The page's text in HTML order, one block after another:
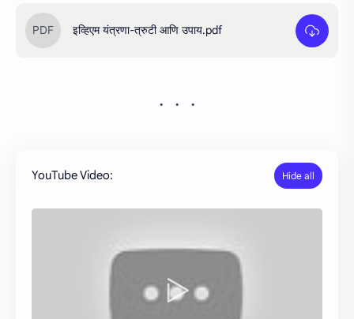
इव्हिएम यंत्रणा-त्रुटी आणि उपाय.pdf
YouTube Video: